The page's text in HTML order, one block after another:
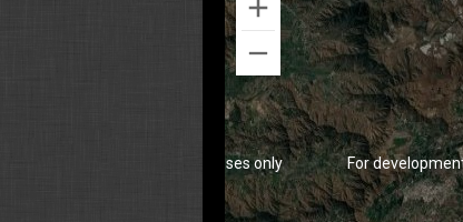
For
For development purposes only